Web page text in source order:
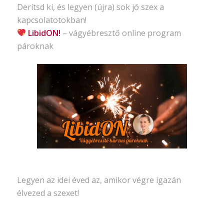
Derítsd ki, és legyen (újra) sok jó szex a
kapcsolatotokban!
LibidON! – vágyébresztő online program
pároknak
Legyen az idei éved az, amikor végre igazán
élvezed a szexet!